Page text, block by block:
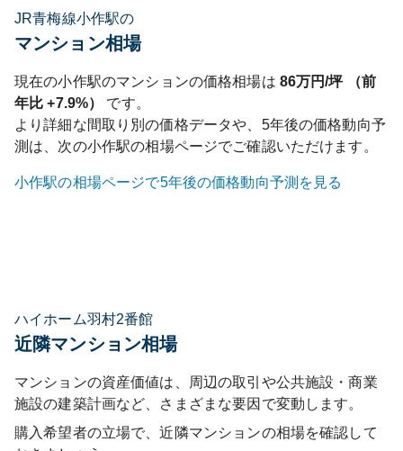
JR青梅線小作駅の
マンション相場
現在の小作駅のマンションの価格相場は 86万円/坪 （前
年比+7.9%）
です。
より詳細な間取り別の価格データや、5年後の価格動向予
測は、次の小作駅の相場ページでご確認いただけます。
小作駅の相場ページで5年後の価格動向予測を見る
ハイホーム羽村2番館
近隣マンション相場
マンションの資産価値は、周辺の取引や公共施設・商業
施設の建築計画など、さまざまな要因で変動します。
購入希望者の立場で、近隣マンションの相場を確認して